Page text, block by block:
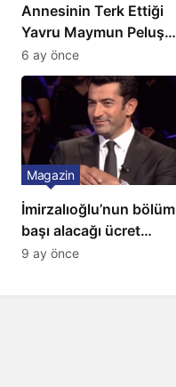
Annesinin Terk Ettiği
Yavru Maymun Peluş
Oyuncağını Anne Bildi
6 ay önce
İmirzalıoğlu’nun bölüm
başı alacağı ücret
Türkiye’de bir ilk:
Magazin
9 ay önce